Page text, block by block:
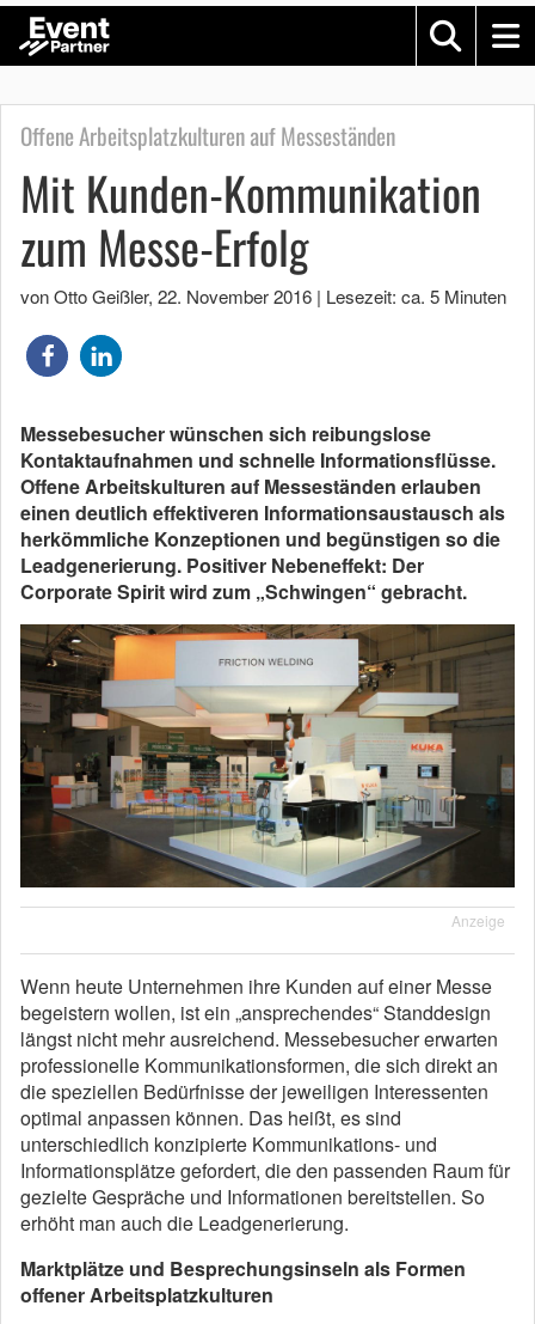
Offene Arbeitsplatzkulturen auf Messeständen
Mit Kunden-Kommunikation
zum Messe-Erfolg
von Otto Geißler, 22. November 2016 | Lesezeit: ca. 5 Minuten
Messebesucher wünschen sich reibungslose
Kontaktaufnahmen und schnelle Informationsflüsse.
Offene Arbeitskulturen auf Messeständen erlauben
einen deutlich effektiveren Informationsaustausch als
herkömmliche Konzeptionen und begünstigen so die
Leadgenerierung. Positiver Nebeneffekt: Der
Corporate Spirit wird zum „Schwingen“ gebracht.
Anzeige
Wenn heute Unternehmen ihre Kunden auf einer Messe
begeistern wollen, ist ein „ansprechendes“ Standdesign
längst nicht mehr ausreichend. Messebesucher erwarten
professionelle Kommunikationsformen, die sich direkt an
die speziellen Bedürfnisse der jeweiligen Interessenten
optimal anpassen können. Das heißt, es sind
unterschiedlich konzipierte Kommunikations- und
Informationsplätze gefordert, die den passenden Raum für
gezielte Gespräche und Informationen bereitstellen. So
erhöht man auch die Leadgenerierung.
Marktplätze und Besprechungsinseln als Formen
offener Arbeitsplatzkulturen